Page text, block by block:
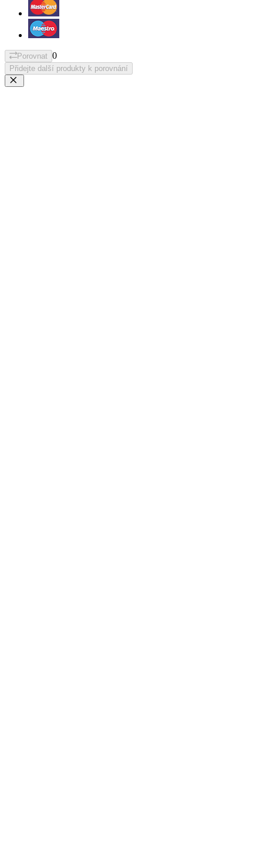
Porovnat 0
Přidejte další produkty k porovnání